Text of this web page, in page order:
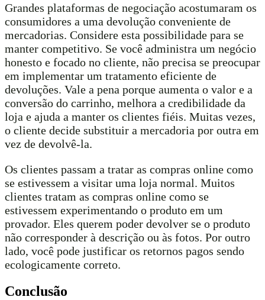
Grandes plataformas de negociação acostumaram os
consumidores a uma devolução conveniente de
mercadorias. Considere esta possibilidade para se
manter competitivo. Se você administra um negócio
honesto e focado no cliente, não precisa se preocupar
em implementar um tratamento eficiente de
devoluções. Vale a pena porque aumenta o valor e a
conversão do carrinho, melhora a credibilidade da
loja e ajuda a manter os clientes fiéis. Muitas vezes,
o cliente decide substituir a mercadoria por outra em
vez de devolvê-la.
Os clientes passam a tratar as compras online como
se estivessem a visitar uma loja normal. Muitos
clientes tratam as compras online como se
estivessem experimentando o produto em um
provador. Eles querem poder devolver se o produto
não corresponder à descrição ou às fotos. Por outro
lado, você pode justificar os retornos pagos sendo
ecologicamente correto.
Conclusão